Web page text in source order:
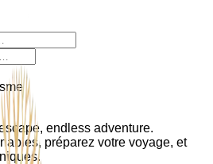
endless adventure.
préparez votre voyage, et